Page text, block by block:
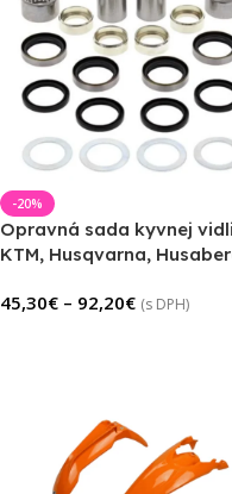
-20%
Opravná sada kyvnej
KTM, Husqvarna,
45,30€ – 92,20€ (s DPH)